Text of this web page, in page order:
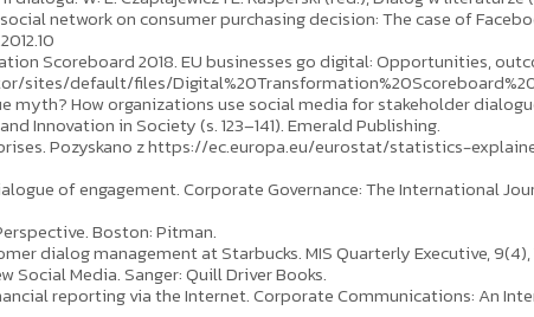
network on consumer purchasing decision: The case of
Scoreboard 2018. EU businesses go digital: Opportunities,
default/files/
myth? How organizations use social media for stakeholder
Innovation in Society (s. 123–141). Emerald Publishing.
Pozyskano z https://ec.europa.eu/eurostat/statistics-
of engagement. Corporate Governance: The International
Boston: Pitman.
dialog management at Starbucks. MIS Quarterly Executive, 9(4),
Social Media. Sanger: Quill Driver Books.
reporting via the Internet. Corporate Communications: An